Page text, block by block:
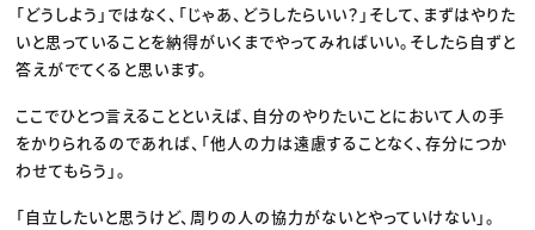
「どうしよう」ではなく、「じゃあ、どうしたらいい？」そして、まずはやりた
いと思っていることを納得がいくまでやってみればいい。そしたら自ずと
答えがでてくると思います。
ここでひとつ言えることといえば、自分のやりたいことにおいて人の手
をかりられるのであれば、「他人の力は遠慮することなく、存分につか
わせてもらう」。
「自立したいと思うけど、周りの人の協力がないとやっていけない」。